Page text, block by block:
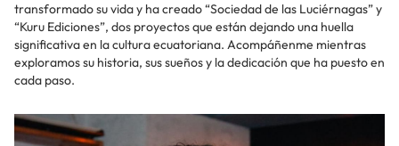
transformado su vida y ha creado “Sociedad de las Luciérnagas” y
“Kuru Ediciones”, dos proyectos que están dejando una huella
significativa en la cultura ecuatoriana. Acompáñenme mientras
exploramos su historia, sus sueños y la dedicación que ha puesto en
cada paso.